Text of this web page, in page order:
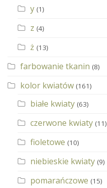
y (1)
z (4)
ż (13)
farbowanie tkanin (8)
kolor kwiatów (161)
białe kwiaty (63)
czerwone kwiaty (11)
fioletowe (10)
niebieskie kwiaty (9)
pomarańczowe (15)